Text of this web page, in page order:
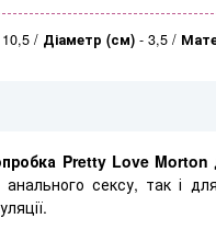
10,5 Діаметр (см) - 3,5
Pretty Love Morton
анального сексу, так і